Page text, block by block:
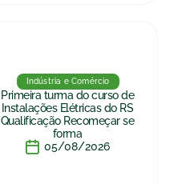
Indústria e Comércio
Primeira turma do curso de
Instalações Elétricas do RS
Qualificação Recomeçar se
forma
05/08/2026